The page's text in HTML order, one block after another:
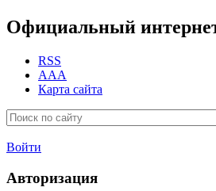
Официальный
RSS
AAA
Карта сайта
Войти
Авторизация